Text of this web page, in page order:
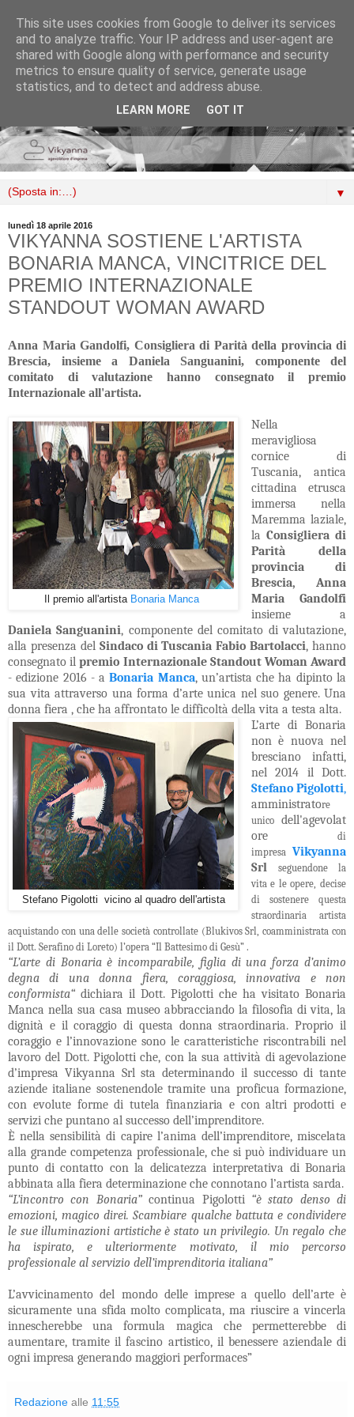
▼
lunedì 18 aprile 2016
VIKYANNA SOSTIENE L'ARTISTA
BONARIA MANCA, VINCITRICE DEL
PREMIO INTERNAZIONALE
STANDOUT WOMAN AWARD
Anna Maria Gandolfi, Consigliera di Parità della provincia di
Brescia, insieme a Daniela Sanguanini, componente del
comitato di valutazione hanno consegnato il premio
Internazionale all'artista.
Il premio all'artista Bonaria Manca
Nella
meravigliosa
cornice di
Tuscania, antica
cittadina etrusca
immersa nella
Maremma laziale,
la Consigliera di
Parità della
provincia di
Brescia, Anna
Maria Gandolfi
insieme a
Daniela Sanguanini, componente del comitato di valutazione,
alla presenza delSindaco di Tuscania Fabio Bartolacci, hanno
consegnato ilpremio Internazionale Standout Woman Award
- edizione 2016 -aBonaria Manca, un’artista cheha dipinto la
sua vita attraverso una forma d’arte unica nel suo genere. Una
donna fiera , che ha affrontato le difficoltà della vita a testa alta.
Stefano Pigolotti vicino al quadro dell'artista
L’arte di Bonaria
non è nuova nel
bresciano infatti,
nel 2014 il Dott.
Stefano Pigolotti,
amministratore
unico dell'agevolat
oredi
impresa Vikyanna
Srl
seguendone la
vita e le opere, decise
di sostenere questa
straordinaria artista
acquistando con una delle società controllate (Blukivos Srl, coamministrata con
il Dott. Serafino di Loreto) l’opera “Il Battesimo di Gesù” .
“L’arte di Bonaria è incomparabile, figlia di una forza d’animo
degna di una donna fiera, coraggiosa, innovativa e non
conformista“ dichiara il Dott. Pigolotti che ha visitato Bonaria
Manca nella sua casa museo abbracciando la filosofia di vita, la
dignità e il coraggio di questa donna straordinaria. Proprio il
coraggio e l’innovazione sono le caratteristiche riscontrabili nel
lavoro del Dott. Pigolotti che, con la sua attività di agevolazione
d’impresa Vikyanna Srlsta determinando il successo di tante
aziende italiane sostenendole tramite una proficua formazione,
con evolute forme di tutela finanziaria e con altri prodotti e
servizi che puntano al successo dell’imprenditore.
È nella sensibilità di capire l’anima dell’imprenditore, miscelata
alla grande competenza professionale, che si può individuare un
punto di contatto con la delicatezza interpretativa di Bonaria
abbinata alla fiera determinazione che connotano l’artista sarda.
“L’incontro con Bonaria”continua Pigolotti “è stato denso di
emozioni, magico direi. Scambiare qualche battuta e condividere
le sue illuminazioni artistiche è stato un privilegio. Un regalo che
ha ispirato, e ulteriormente motivato, il mio percorso
professionale al servizio dell’imprenditoria italiana”
L’avvicinamento del mondo delle imprese a quello dell’arte è
sicuramente una sfida molto complicata, ma riuscire a vincerla
innescherebbe una formula magica che permetterebbe di
aumentare, tramite il fascino artistico, il benessere aziendale di
ogni impresa generando maggiori performaces”
Redazione alle 11:55
This site uses cookies from Google to deliver its services
and to analyze traffic. Your IP address and user-agent are
shared with Google along with performance and security
metrics to ensure quality of service, generate usage
statistics, and to detect and address abuse.
LEARN MORE GOT IT